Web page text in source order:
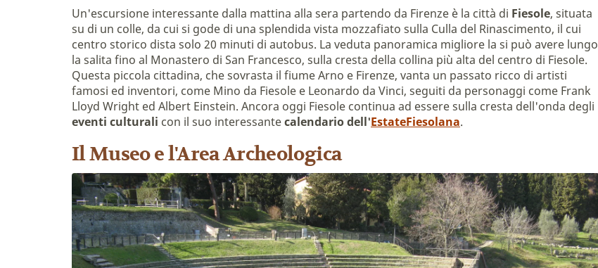
Un'escursione interessante dalla mattina alla sera partendo da Firenze è la città di Fiesole, situata
su di un colle, da cui si gode di una splendida vista mozzafiato sulla Culla del Rinascimento, il cui
centro storico dista solo 20 minuti di autobus. La veduta panoramica migliore la si può avere lungo
la salita fino al Monastero di San Francesco, sulla cresta della collina più alta del centro di Fiesole.
Questa piccola cittadina, che sovrasta il fiume Arno e Firenze, vanta un passato ricco di artisti
famosi ed inventori, come Mino da Fiesole e Leonardo da Vinci, seguiti da personaggi come Frank
Lloyd Wright ed Albert Einstein. Ancora oggi Fiesole continua ad essere sulla cresta dell'onda degli
eventi culturali con il suo interessantecalendario dell'EstateFiesolana.
Il Museo e l'Area Archeologica